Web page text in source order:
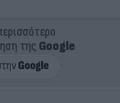
της Google